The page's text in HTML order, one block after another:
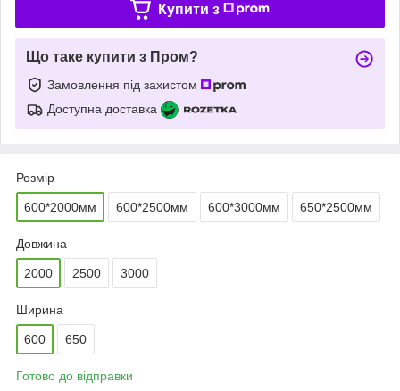
Купити з
Що таке купити з Пром?
Замовлення під захистом
Доступна доставка
Розмір
600*2000мм 600*2500мм 600*3000мм 650*2500мм
Довжина
2000 2500 3000
Ширина
600 650
Готово до відправки